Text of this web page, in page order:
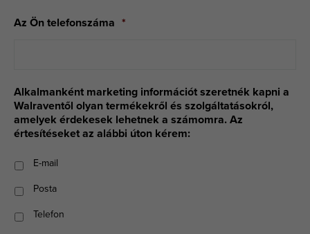
Az Ön telefonszáma *
Alkalmanként marketing információt szeretnék kapni a
Walraventől olyan termékekről és szolgáltatásokról,
amelyek érdekesek lehetnek a számomra. Az
értesítéseket az alábbi úton kérem:
E-mail
Posta
Telefon